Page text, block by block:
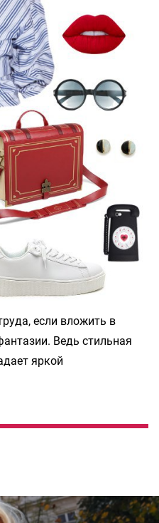
если вложить в
Ведь стильная
яркой